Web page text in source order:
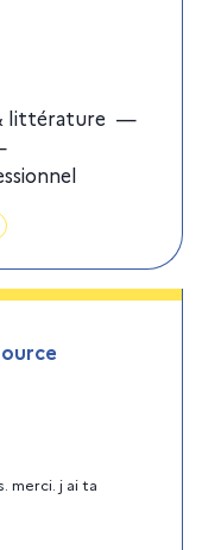
littérature —
merci. j ai ta